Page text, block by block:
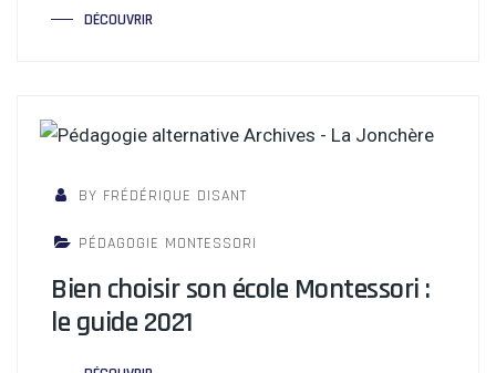
DÉCOUVRIR
BY FRÉDÉRIQUE DISANT
PÉDAGOGIE MONTESSORI
Bien choisir son école Montessori :
le guide 2021